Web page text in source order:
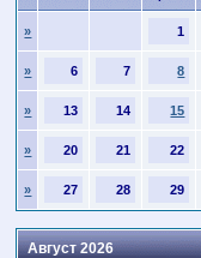
» 1
» 6 7 8
» 13 14 15
» 20 21 22
» 27 28 29
Август 2026